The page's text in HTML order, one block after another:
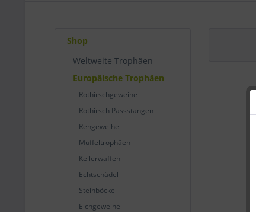
Shop
Weltweite Trophäen
Europäische Trophäen
Rothirschgeweihe
Rothirsch Passstangen
Rehgeweihe
Muffeltrophäen
Keilerwaffen
Echtschädel
Steinböcke
Elchgeweihe